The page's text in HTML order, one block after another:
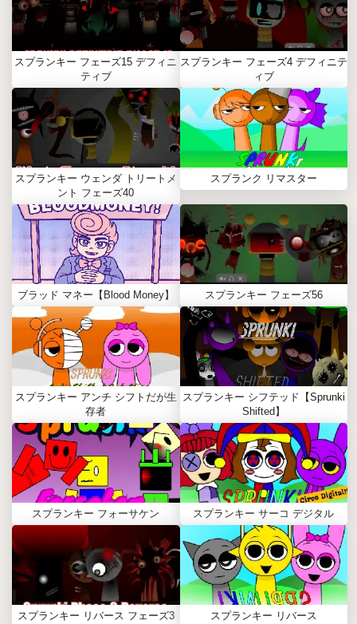
スプランキー フェーズ15 デフィニ
ティブ
スプランキー フェーズ4 デフィニテ
ィブ
スプランキー ウェンダ トリートメ
ント フェーズ40
スプランク リマスター
ブラッド マネー【Blood Money】 スプランキー フェーズ56
スプランキー アンチ シフトだが生
存者
スプランキー シフテッド【Sprunki
Shifted】
スプランキー フォーサケン スプランキー サーコ デジタル
スプランキー リバース フェーズ3 スプランキー リバース